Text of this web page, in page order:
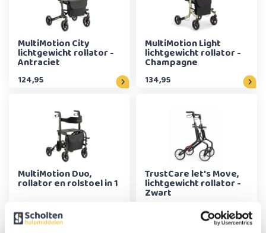
MultiMotion City
lichtgewicht rollator -
Antraciet
124,95
MultiMotion Light
lichtgewicht rollator -
Champagne
134,95
MultiMotion Duo,
rollator en rolstoel in 1
199,-
TrustCare let's Move,
lichtgewicht rollator -
Zwart